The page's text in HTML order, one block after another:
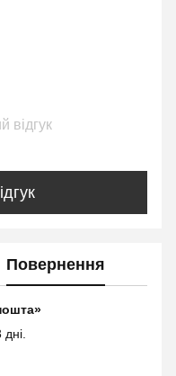
відгук
Повернення